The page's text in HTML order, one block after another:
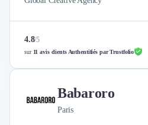
4.8/5
sur 11 avis clients Authentifiés par Trustfolio
Babaroro
Paris